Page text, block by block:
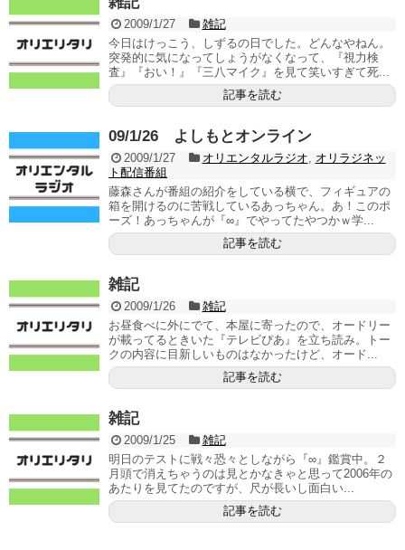
2009/1/27
雑記
今日はけっこう、しずるの日でした。どんなやねん。
突発的に気になってしょうがなくなって、『視力検
査』『おい！』『三八マイク』を見て笑いすぎて死...
記事を読む
09/1/26 よしもとオンライン
2009/1/27 オリエンタルラジオ
オリラジネッ
ト配信番組
藤森さんが番組の紹介をしている横で、フィギュアの
箱を開けるのに苦戦しているあっちゃん。あ！このポ
ーズ！あっちゃんが『∞』でやってたやつかｗ学...
記事を読む
雑記
2009/1/26
雑記
お昼食べに外にでて、本屋に寄ったので、オードリー
が載ってるときいた『テレビぴあ』を立ち読み。トー
クの内容に目新しいものはなかったけど、オード...
記事を読む
雑記
2009/1/25
雑記
明日のテストに戦々恐々としながら『∞』鑑賞中。２
月頭で消えちゃうのは見とかなきゃと思って2006年の
あたりを見てたのですが、尺が長いし面白い...
記事を読む